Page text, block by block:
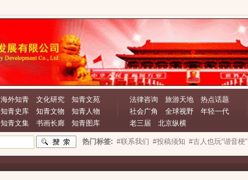
海外知青 文化研究
知青文苑
知青史库 知青文物
知青人物
知青文集 书画长廊 知青图库
法律咨询 旅游天地
热点话题
社会广角
全球视野
年轻一代
老三届
北京纵横
热门标签: #联系我们 #投稿须知 #古人也玩“谐音梗”